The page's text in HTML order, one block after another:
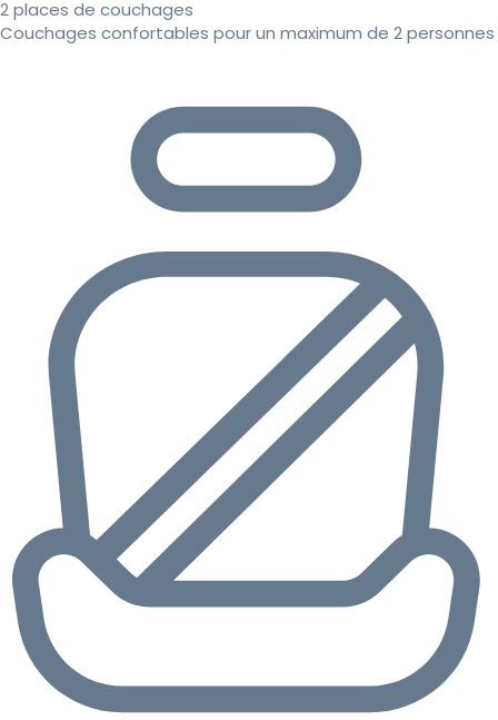
2 places de couchages
Couchages confortables pour un maximum de 2 personnes